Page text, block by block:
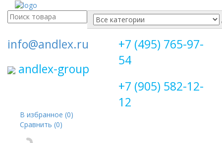
Поиск
для:
info@andlex.ru
andlex-group
+7 (495) 765-97-
54
+7 (905) 582-12-
12
В избранное (0)
Сравнить (0)